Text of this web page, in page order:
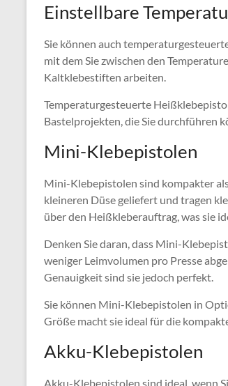
Einstellbare
Sie können auch
mit dem Sie zwischen den
Kaltklebestiften arbeiten.
Temperaturgesteuerte
Bastelprojekten, die Sie durchführen
Mini-Klebepistolen
Mini-Klebepistolen sind kompakter
kleineren Düse geliefert und tragen
über den Heißkleberauftrag, was sie
Denken Sie daran, dass Mini-
weniger Leimvolumen pro Presse
Genauigkeit sind sie jedoch perfekt.
Sie können Mini-Klebepistolen in
Größe macht sie ideal für die
Akku-Klebepistolen
Akku-Klebepistolen sind ideal, wenn